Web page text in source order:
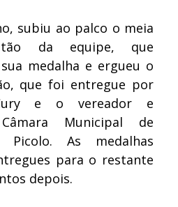
subiu ao palco o meia
da equipe, que
medalha e ergueu o
que foi entregue por
e o vereador e
Municipal de
Picolo. As medalhas
para o restante
depois.